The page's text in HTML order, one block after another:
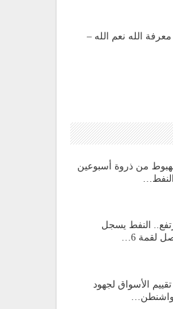
الله نعم الله –
من ذروة أسبوعين
النفط يسجل
لقمة 6…
الأسواق لجهود
واشنطن…